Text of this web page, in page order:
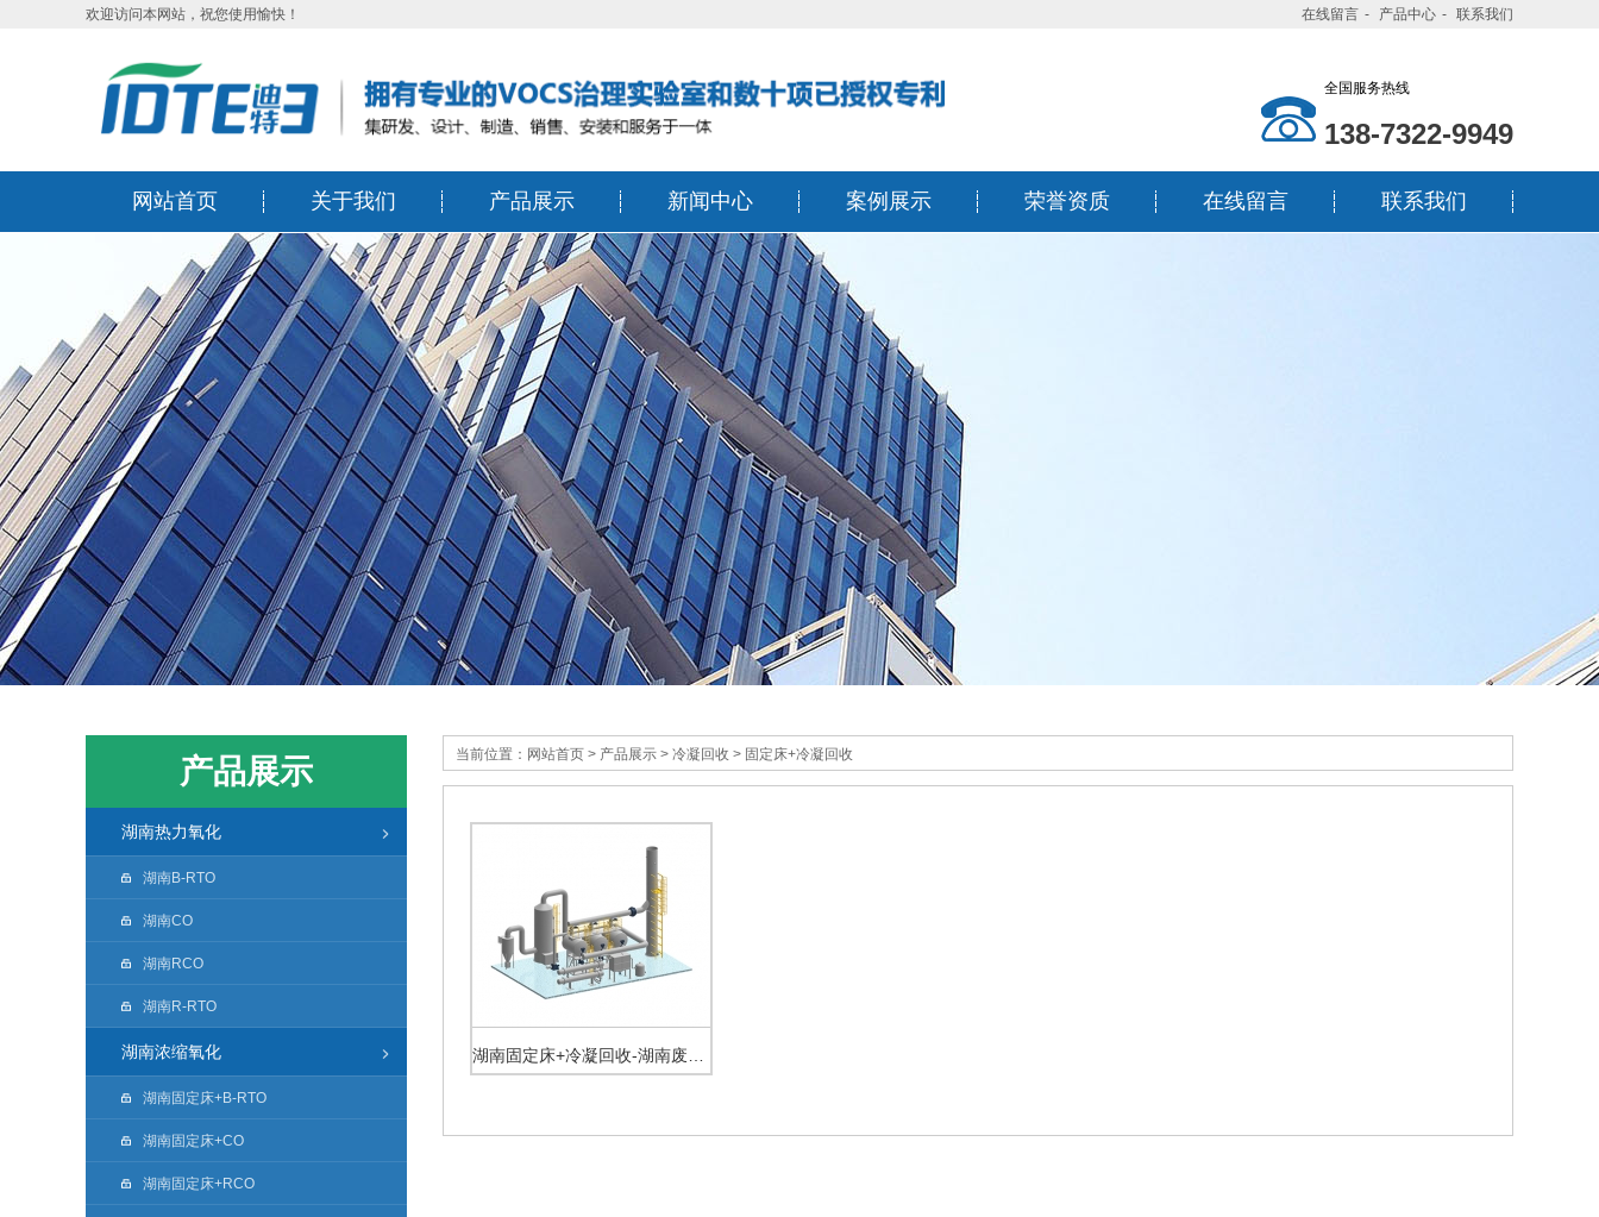
欢迎访问本网站，祝您使用愉快！ 在线留言 - 产品中心 - 联系我们
全国服务热线
138-7322-9949
网站首页 关于我们 产品展示 新闻中心 案例展示 荣誉资质 在线留言 联系我们
当前位置： 网站首页 > 产品展示 > 冷凝回收 > 固定床+冷凝回收
产品展示
湖南热力氧化
湖南B-RTO
湖南CO
湖南RCO
湖南R-RTO
湖南浓缩氧化
湖南固定床+B-RTO
湖南固定床+CO
湖南固定床+RCO